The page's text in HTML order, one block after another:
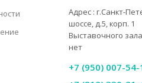
Адрес : г.Санкт-
шоссе, д.5, корп. 1
Выставочного
нет
+7 (950) 007-54-